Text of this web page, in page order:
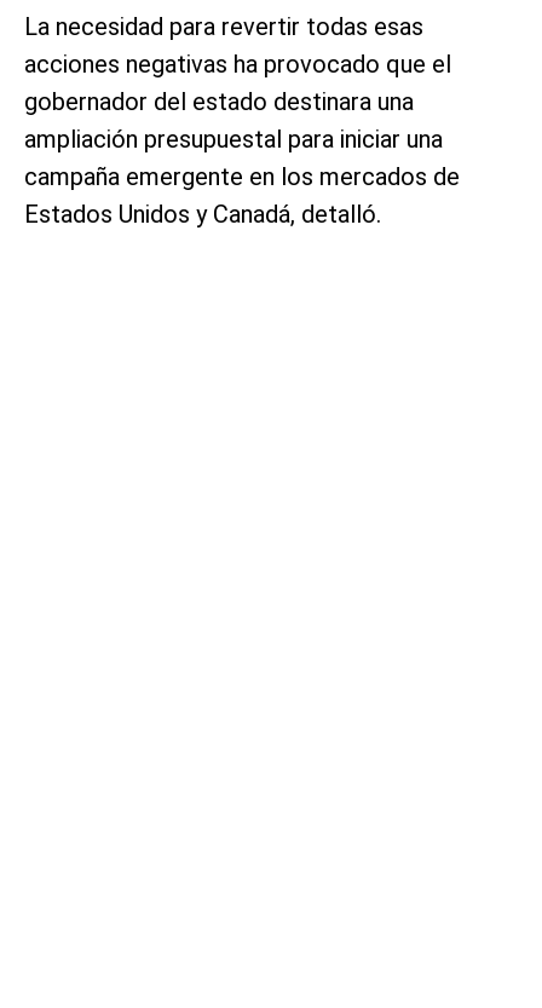
La necesidad para revertir todas esas
acciones negativas ha provocado que el
gobernador del estado destinara una
ampliación presupuestal para iniciar una
campaña emergente en los mercados de
Estados Unidos y Canadá, detalló.